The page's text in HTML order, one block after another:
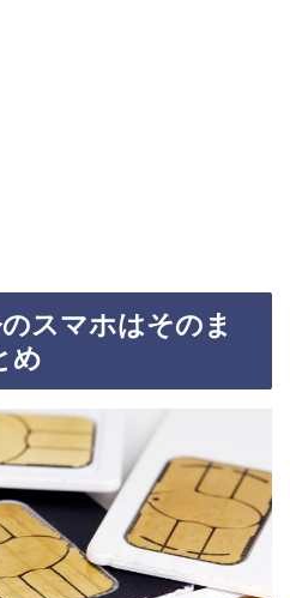
スマホはそのま
め